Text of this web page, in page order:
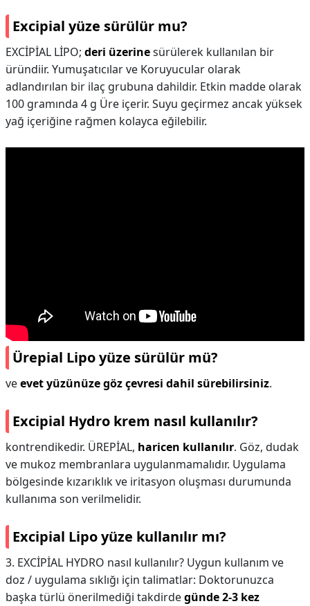
Excipial yüze sürülür mu?
EXCİPİAL LİPO; deri üzerinesürülerek kullanılan bir
üründiir. Yumuşatıcılar ve Koruyucular olarak
adlandırılan bir ilaç grubuna dahildir. Etkin madde olarak
100 gramında 4 g Üre içerir. Suyu geçirmez ancak yüksek
yağ içeriğine rağmen kolayca eğilebilir.
Ürepial Lipo yüze sürülür mü?
veevet yüzünüze göz çevresi dahil sürebilirsiniz.
Excipial Hydro krem nasıl kullanılır?
kontrendikedir. ÜREPİAL, haricen kullanılır. Göz, dudak
ve mukoz membranlara uygulanmamalıdır. Uygulama
bölgesinde kızarıklık ve iritasyon oluşması durumunda
kullanıma son verilmelidir.
Excipial Lipo yüze kullanılır mı?
3. EXCİPİAL HYDRO nasıl kullanılır? Uygun kullanım ve
doz / uygulama sıklığı için talimatlar: Doktorunuzca
başka türlü önerilmediği takdirdegünde 2-3 kez